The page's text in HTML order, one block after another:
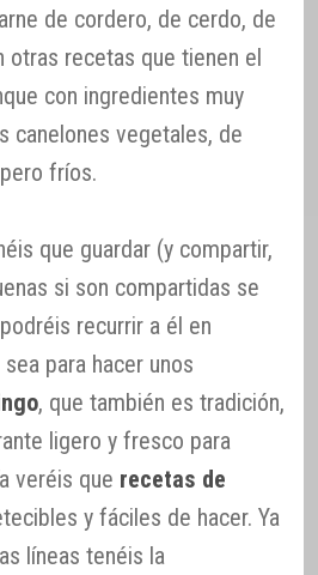
de cordero, de cerdo, de
otras recetas que tienen el
con ingredientes muy
canelones vegetales, de
fríos.
que guardar (y compartir,
si son compartidas se
recurrir a él en
para hacer unos
, que también es tradición,
ligero y fresco para
veréis que recetas de
y fáciles de hacer. Ya
líneas tenéis la